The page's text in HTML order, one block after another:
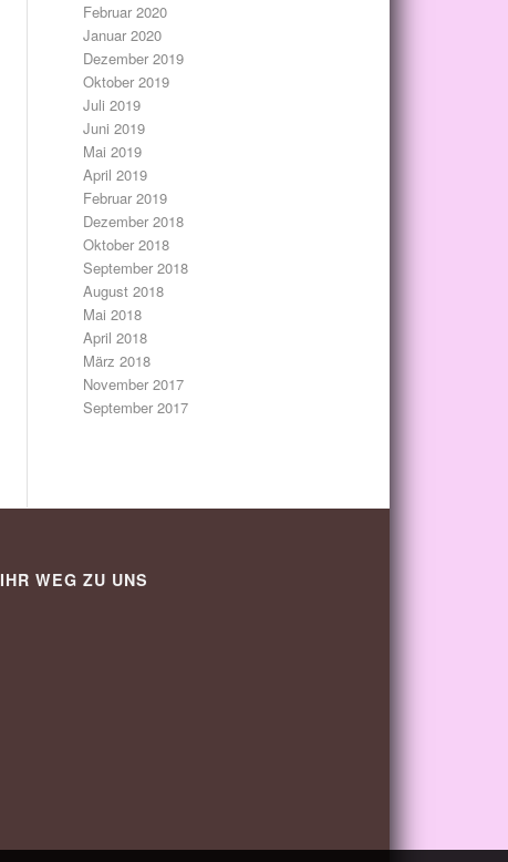
Februar 2020
Januar 2020
Dezember 2019
Oktober 2019
Juli 2019
Juni 2019
Mai 2019
April 2019
Februar 2019
Dezember 2018
Oktober 2018
September 2018
August 2018
Mai 2018
April 2018
März 2018
November 2017
September 2017
IHR WEG ZU UNS